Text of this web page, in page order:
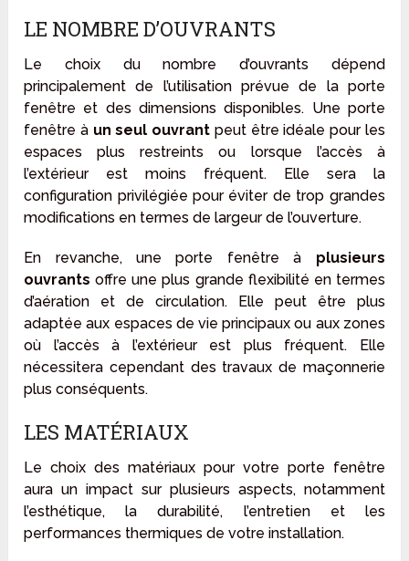
LE NOMBRE D’OUVRANTS
Le choix du nombre d’ouvrants dépend
principalement de l’utilisation prévue de la porte
fenêtre et des dimensions disponibles. Une porte
fenêtre à un seul ouvrant peut être idéale pour les
espaces plus restreints ou lorsque l’accès à
l’extérieur est moins fréquent. Elle sera la
configuration privilégiée pour éviter de trop grandes
modifications en termes de largeur de l’ouverture.
En revanche, une porte fenêtre à plusieurs
ouvrants offre une plus grande flexibilité en termes
d’aération et de circulation. Elle peut être plus
adaptée aux espaces de vie principaux ou aux zones
où l’accès à l’extérieur est plus fréquent. Elle
nécessitera cependant des travaux de maçonnerie
plus conséquents.
LES MATÉRIAUX
Le choix des matériaux pour votre porte fenêtre
aura un impact sur plusieurs aspects, notamment
l’esthétique, la durabilité, l’entretien et les
performances thermiques de votre installation.